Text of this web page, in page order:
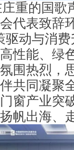
重的国歌
代表致辞
驱动与消
性能、绿
围热烈，
共同凝聚
窗产业突
帆出海、